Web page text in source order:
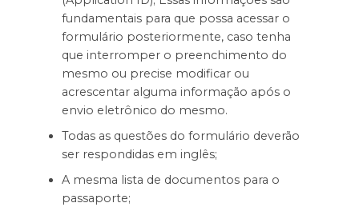
fundamentais para que possa acessar o
formulário posteriormente, caso tenha
que interromper o preenchimento do
mesmo ou precise modificar ou
acrescentar alguma informação após o
envio eletrônico do mesmo.
Todas as questões do formulário deverão
ser respondidas em inglês;
A mesma lista de documentos para o
passaporte;